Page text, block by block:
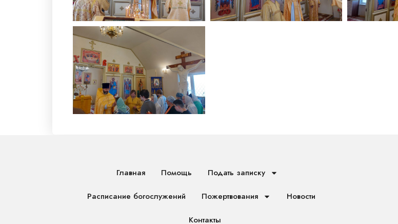
Главная Помощь Подать записку
Расписание богослужений Пожертвования Новости
Контакты